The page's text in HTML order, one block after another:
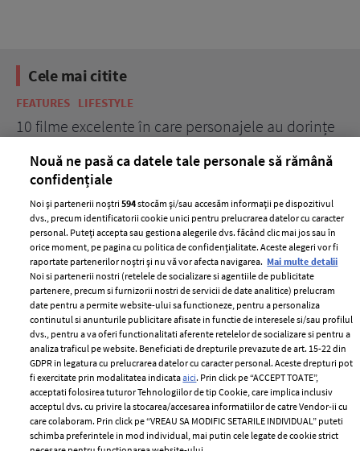
Cele mai citite
FEATURES LIFESTYLE
10 filme excelente în care personajele au dorințe
ELLE Style Awards
2024
Despre ELLE
Romania
Contact
Abonamente
Termeni si conditii
Politica de
confidențialitate
Politica de cookies
Publicitate
Nouă ne pasă ca datele tale personale să rămână
confidențiale
Noi și partenerii noștri594stocăm și/sau accesăm informații pe dispozitivul
dvs., precum identificatorii cookie unici pentru prelucrarea datelor cu caracter
personal. Puteți accepta sau gestiona alegerile dvs. făcând clic mai jos sau în
orice moment, pe pagina cu politica de confidențialitate. Aceste alegeri vor fi
raportate partenerilor noștri și nu vă vor afecta navigarea. Mai multe detalii
Noi si partenerii nostri (retelele de socializare si agentiile de publicitate
partenere, precum si furnizorii nostri de servicii de date analitice) prelucram
date pentru a permite website-ului sa functioneze, pentru a personaliza
continutul si anunturile publicitare afisate in functie de interesele si/sau profilul
dvs., pentru a va oferi functionalitati aferente retelelor de socializare si pentru a
analiza traficul pe website. Beneficiati de drepturile prevazute de art. 15-22 din
GDPR in legatura cu prelucrarea datelor cu caracter personal. Aceste drepturi pot
fi exercitate prin modalitatea indicataaici. Prin click pe “ACCEPT TOATE”,
acceptati folosirea tuturor Tehnologiilor de tip Cookie, care implica inclusiv
acceptul dvs. cu privire la stocarea/accesarea informatiilor de catre Vendor-ii cu
care colaboram. Prin click pe “VREAU SA MODIFIC SETARILE INDIVIDUAL” puteti
schimba preferintele in mod individual, mai putin cele legate de cookie strict